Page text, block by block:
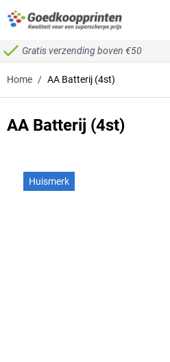
Ga naar de inhoud
Gratis verzending boven €50
Home / AA Batterij (4st)
AA Batterij (4st)
Huismerk